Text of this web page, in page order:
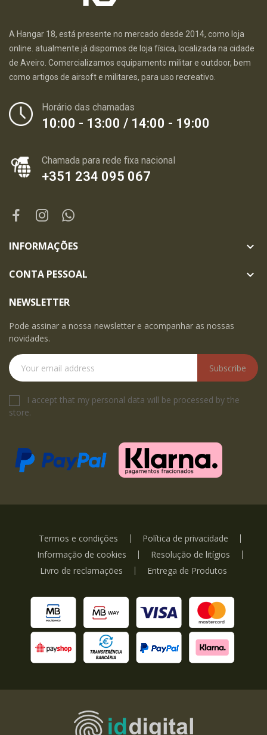
A Hangar 18, está presente no mercado desde 2014, como loja
online. atualmente já dispomos de loja física, localizada na cidade
de Aveiro. Comercializamos equipamento militar e outdoor, bem
como artigos de airsoft e militares, para uso recreativo.
Horário das chamadas
10:00 - 13:00 / 14:00 - 19:00
Chamada para rede fixa nacional
+351 234 095 067
INFORMAÇÕES 
CONTA PESSOAL 
NEWSLETTER
Pode assinar a nossa newsletter e acompanhar as nossas
novidades.
Subscribe
I accept that my personal data will be processed by the
store.
Termos e condições
Política de privacidade
Informação de cookies
Resolução de litígios
Livro de reclamações
Entrega de Produtos